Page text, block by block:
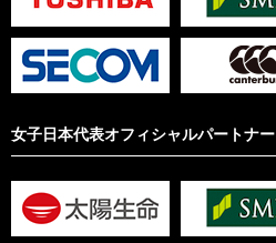
女子日本代表オフィシャルパートナー